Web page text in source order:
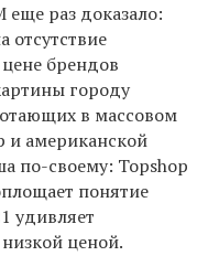
еще раз доказало:
отсутствие
брендов
городу
в массовом
и американской
по-своему: Topshop
понятие
удивляет
ценой.